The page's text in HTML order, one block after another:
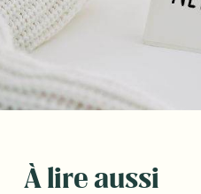
À lire aussi